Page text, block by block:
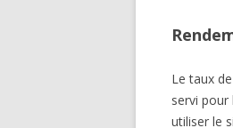
Le taux
servi pour
utiliser le